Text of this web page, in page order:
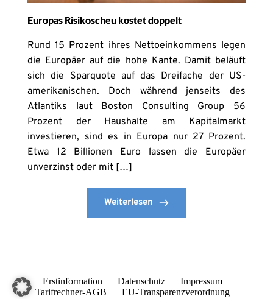
Europas Risikoscheu kostet doppelt
Rund 15 Prozent ihres Nettoeinkommens legen
die Europäer auf die hohe Kante. Damit beläuft
sich die Sparquote auf das Dreifache der US-
amerikanischen. Doch während jenseits des
Atlantiks laut Boston Consulting Group 56
Prozent der Haushalte am Kapitalmarkt
investieren, sind es in Europa nur 27 Prozent.
Etwa 12 Billionen Euro lassen die Europäer
unverzinst oder mit […]
Weiterlesen
Erstinformation Datenschutz
Impressum
Tarifrechner-AGB
EU-Transparenzverordnung